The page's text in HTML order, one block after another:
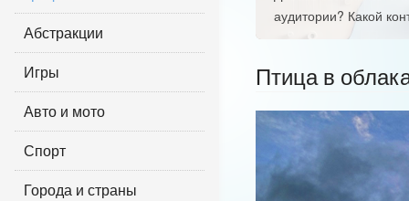
Абстракции
Игры
Авто и мото
Спорт
Города и страны
аудитории? Какой
Птица в